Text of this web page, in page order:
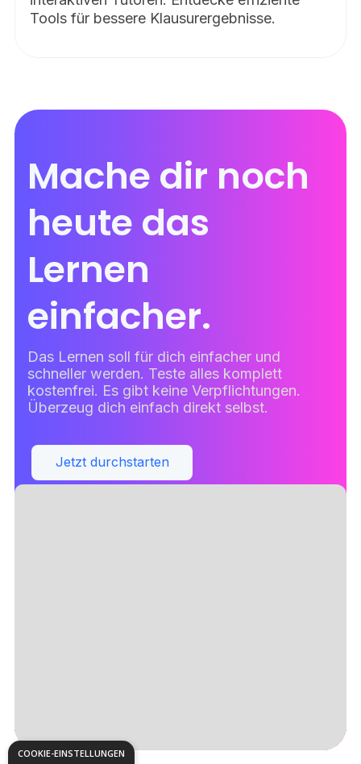
Tools für bessere Klausurergebnisse.
Mache dir noch
heute das
Lernen
einfacher.
Das Lernen soll für dich einfacher und
schneller werden. Teste alles komplett
kostenfrei. Es gibt keine Verpflichtungen.
Überzeug dich einfach direkt selbst.
Jetzt durchstarten
Slide 3 of 5.
COOKIE-EINSTELLUNGEN